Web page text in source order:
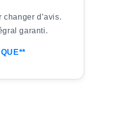
d’avis.
garanti.